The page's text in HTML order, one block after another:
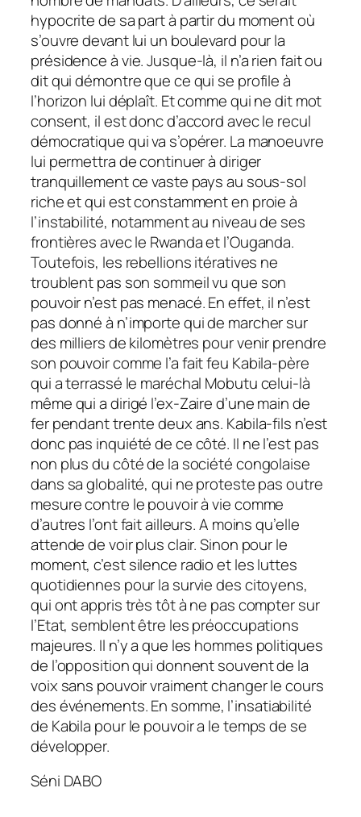
hypocrite de sa part à partir du moment où
s’ouvre devant lui un boulevard pour la
présidence à vie. Jusque-là, il n’a rien fait ou
dit qui démontre que ce qui se profile à
l’horizon lui déplaît. Et comme qui ne dit mot
consent, il est donc d’accord avec le recul
démocratique qui va s’opérer. La manoeuvre
lui permettra de continuer à diriger
tranquillement ce vaste pays au sous-sol
riche et qui est constamment en proie à
l’instabilité, notamment au niveau de ses
frontières avec le Rwanda et l’Ouganda.
Toutefois, les rebellions itératives ne
troublent pas son sommeil vu que son
pouvoir n’est pas menacé. En effet, il n’est
pas donné à n’importe qui de marcher sur
des milliers de kilomètres pour venir prendre
son pouvoir comme l’a fait feu Kabila-père
qui a terrassé le maréchal Mobutu celui-là
même qui a dirigé l’ex-Zaire d’une main de
fer pendant trente deux ans. Kabila-fils n’est
donc pas inquiété de ce côté. Il ne l’est pas
non plus du côté de la société congolaise
dans sa globalité, qui ne proteste pas outre
mesure contre le pouvoir à vie comme
d’autres l’ont fait ailleurs. A moins qu’elle
attende de voir plus clair. Sinon pour le
moment, c’est silence radio et les luttes
quotidiennes pour la survie des citoyens,
qui ont appris très tôt à ne pas compter sur
l’Etat, semblent être les préoccupations
majeures. Il n’y a que les hommes politiques
de l’opposition qui donnent souvent de la
voix sans pouvoir vraiment changer le cours
des événements. En somme, l’insatiabilité
de Kabila pour le pouvoir a le temps de se
développer.
Séni DABO